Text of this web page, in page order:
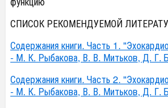
СПИСОК РЕКОМЕНДУЕМОЙ
Содержания книги. Часть 1.
- М. К. Рыбакова, В. В. Митьков, Д. Г.
Содержания книги. Часть 2.
- М. К. Рыбакова, В. В. Митьков, Д. Г.